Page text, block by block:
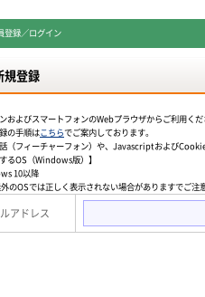
登録／ログイン
規登録
およびスマートフォンのWebプラウザからご利用くだ
の手順はこちらでご案内しております。
（フィーチャーフォン）や、Javascriptおよび
するOS（Windows版）】
10以降
のOSでは正しく表示されない場合がありますでご注
アドレス